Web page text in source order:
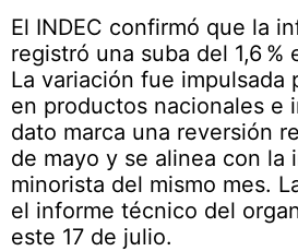
El INDEC confirmó que la
registró una suba del 1,6 %
La variación fue impulsada
en productos nacionales e
dato marca una reversión
de mayo y se alinea con la
minorista del mismo mes.
el informe técnico del
este 17 de julio.